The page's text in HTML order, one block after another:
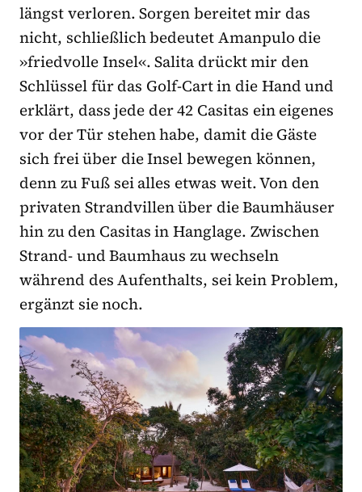
längst verloren. Sorgen bereitet mir das
nicht, schließlich bedeutet Amanpulo die
»friedvolle Insel«. Salita drückt mir den
Schlüssel für das Golf-Cart in die Hand und
erklärt, dass jede der 42 Casitas ein eigenes
vor der Tür stehen habe, damit die Gäste
sich frei über die Insel bewegen können,
denn zu Fuß sei alles etwas weit. Von den
privaten Strandvillen über die Baumhäuser
hin zu den Casitas in Hanglage. Zwischen
Strand- und Baumhaus zu wechseln
während des Aufenthalts, sei kein Problem,
ergänzt sie noch.